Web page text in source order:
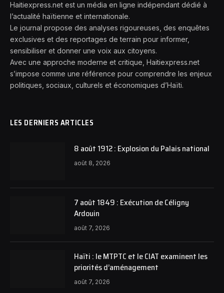
Haitiexpress.net est un média en ligne indépendant dédié à
l’actualité haïtienne et internationale.
Le journal propose des analyses rigoureuses, des enquêtes
exclusives et des reportages de terrain pour informer,
sensibiliser et donner une voix aux citoyens.
Avec une approche moderne et critique, Haitiexpress.net
s’impose comme une référence pour comprendre les enjeux
politiques, sociaux, culturels et économiques d’Haïti.
LES DERNIERS ARTICLES
8 août 1912 : Explosion du Palais national
août 8, 2026
7 août 1849 : Exécution de Céligny
Ardouin
août 7, 2026
Haïti : le MTPTC et le CIAT examinent les
priorités d’aménagement
août 7, 2026